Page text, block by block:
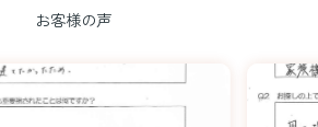
お客様の声